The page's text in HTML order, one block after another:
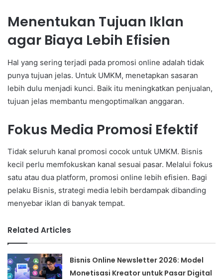
Menentukan Tujuan Iklan
agar Biaya Lebih Efisien
Hal yang sering terjadi pada promosi online adalah tidak
punya tujuan jelas. Untuk UMKM, menetapkan sasaran
lebih dulu menjadi kunci. Baik itu meningkatkan penjualan,
tujuan jelas membantu mengoptimalkan anggaran.
Fokus Media Promosi Efektif
Tidak seluruh kanal promosi cocok untuk UMKM. Bisnis
kecil perlu memfokuskan kanal sesuai pasar. Melalui fokus
satu atau dua platform, promosi online lebih efisien. Bagi
pelaku Bisnis, strategi media lebih berdampak dibanding
menyebar iklan di banyak tempat.
Related Articles
Bisnis Online Newsletter 2026: Model
Monetisasi Kreator untuk Pasar Digital